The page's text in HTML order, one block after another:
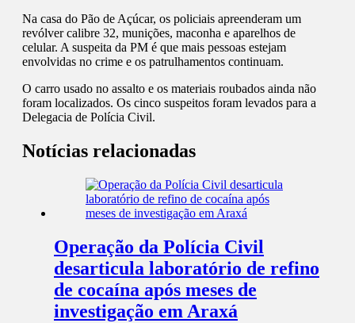
Na casa do Pão de Açúcar, os policiais apreenderam um
revólver calibre 32, munições, maconha e aparelhos de
celular. A suspeita da PM é que mais pessoas estejam
envolvidas no crime e os patrulhamentos continuam.
O carro usado no assalto e os materiais roubados ainda não
foram localizados. Os cinco suspeitos foram levados para a
Delegacia de Polícia Civil.
Notícias relacionadas
Operação da Polícia Civil
desarticula laboratório de refino
de cocaína após meses de
investigação em Araxá